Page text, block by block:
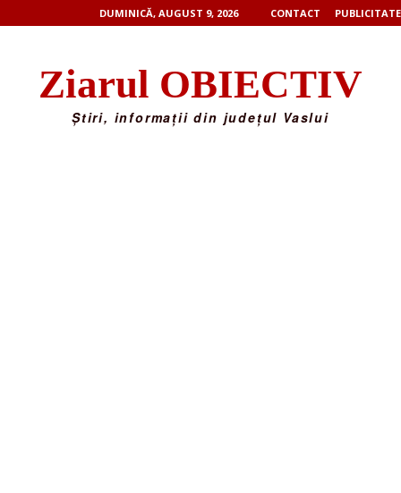
DUMINICĂ, AUGUST 9, 2026 CONTACT PUBLICITATE
Ziarul OBIECTIV
Știri, informații din județul Vaslui